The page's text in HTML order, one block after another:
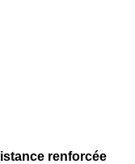
renforcée